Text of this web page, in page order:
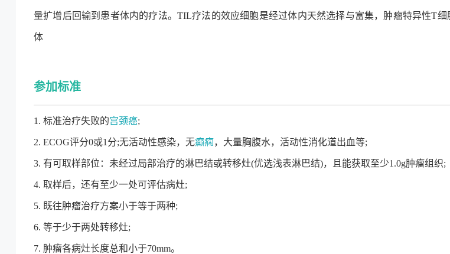
量扩增后回输到患者体内的疗法。TIL疗法的效应细胞是经过体内天然选择与富集，肿瘤特异性T
体
参加标准
1. 标准治疗失败的宫颈癌;
2. ECOG评分0或1分;无活动性感染，无癫痫，大量胸腹水，活动性消化道出血等;
3. 有可取样部位：未经过局部治疗的淋巴结或转移灶(优选浅表淋巴结)，且能获取至少1.0g肿瘤组织;
4. 取样后，还有至少一处可评估病灶;
5. 既往肿瘤治疗方案小于等于两种;
6. 等于少于两处转移灶;
7. 肿瘤各病灶长度总和小于70mm。